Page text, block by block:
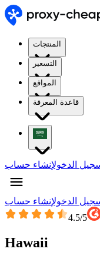
المنتجات
التسعير
المواقع
قاعدة المعرفة
الدخولإنشاء حساب
الدخولإنشاء حساب
4.5/5
Hawaii